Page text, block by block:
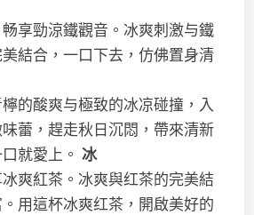
畅享勁涼鐵觀音。冰爽刺激与鐵
結合，一口下去，仿佛置身清
檸的酸爽与極致的冰凉碰撞，入
蕾，趕走秋日沉悶，帶來清新
口就愛上。冰
冰爽紅茶。冰爽與红茶的完美結
用這杯冰爽红茶，開啟美好的